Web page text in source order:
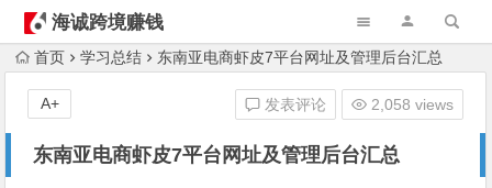
海诚跨境赚钱
首页 学习总结 东南亚电商虾皮7平台网址及管理后台汇总
东南亚电商虾皮7平台网址及管理后台汇总
发表评论 2,058 views
A+